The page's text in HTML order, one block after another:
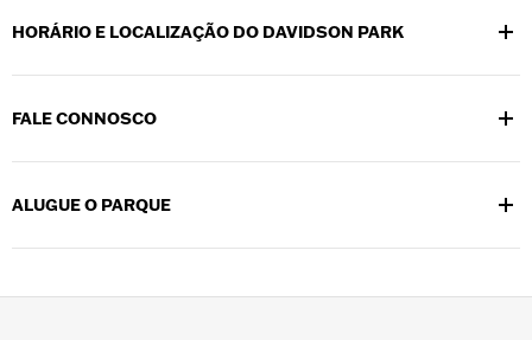
HORÁRIO E LOCALIZAÇÃO DO DAVIDSON PARK
Localizado na Sede Corporativa da Harley-Davidson em 3725
diariamente das 7h às 21h, salvo indicação em contrário.
FALE CONNOSCO
Por favor, entre em contacto com a equipa do Davidson Park
Siga @davidsonparkmke no
para as
eventos no Davidson Park.
ALUGUE O PARQUE
Para quem estiver interessado em alugar o Davidson Park, por
um pedido através dowebsite.